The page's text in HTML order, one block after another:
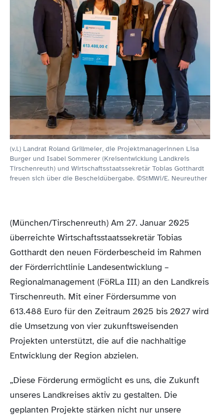
(v.l.) Landrat Roland Grillmeier, die Projektmanagerinnen Lisa
Burger und Isabel Sommerer (Kreisentwicklung Landkreis
Tirschenreuth) und Wirtschaftsstaatssekretär Tobias Gotthardt
freuen sich über die Bescheidübergabe. ©StMWi/E. Neureuther
(München/Tirschenreuth) Am 27. Januar 2025
überreichte Wirtschaftsstaatssekretär Tobias
Gotthardt den neuen Förderbescheid im Rahmen
der Förderrichtlinie Landesentwicklung –
Regionalmanagement (FöRLa III) an den Landkreis
Tirschenreuth. Mit einer Fördersumme von
613.488 Euro für den Zeitraum 2025 bis 2027 wird
die Umsetzung von vier zukunftsweisenden
Projekten unterstützt, die auf die nachhaltige
Entwicklung der Region abzielen.
„Diese Förderung ermöglicht es uns, die Zukunft
unseres Landkreises aktiv zu gestalten. Die
geplanten Projekte stärken nicht nur unsere